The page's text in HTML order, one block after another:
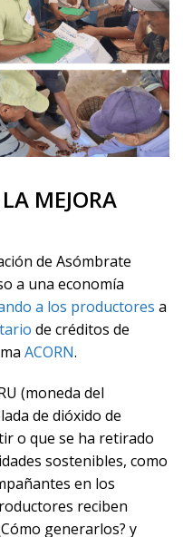
MEJORA
de Asómbrate
a una economía
a los productores a
de créditos de
ACORN.
(moneda del
de dióxido de
o que se ha retirado
sostenibles, como
en los
reciben
generarlos? y